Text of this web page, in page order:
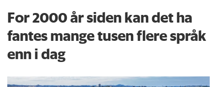
For 2000 år siden kan det ha
fantes mange tusen flere språk
enn i dag